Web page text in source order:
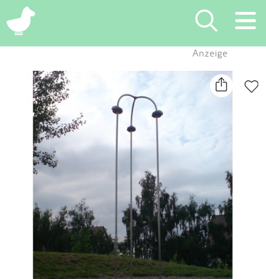
×
Suchen
Eintragen
App
Blog
Partner
Kontakt
Impressum
Anzeige